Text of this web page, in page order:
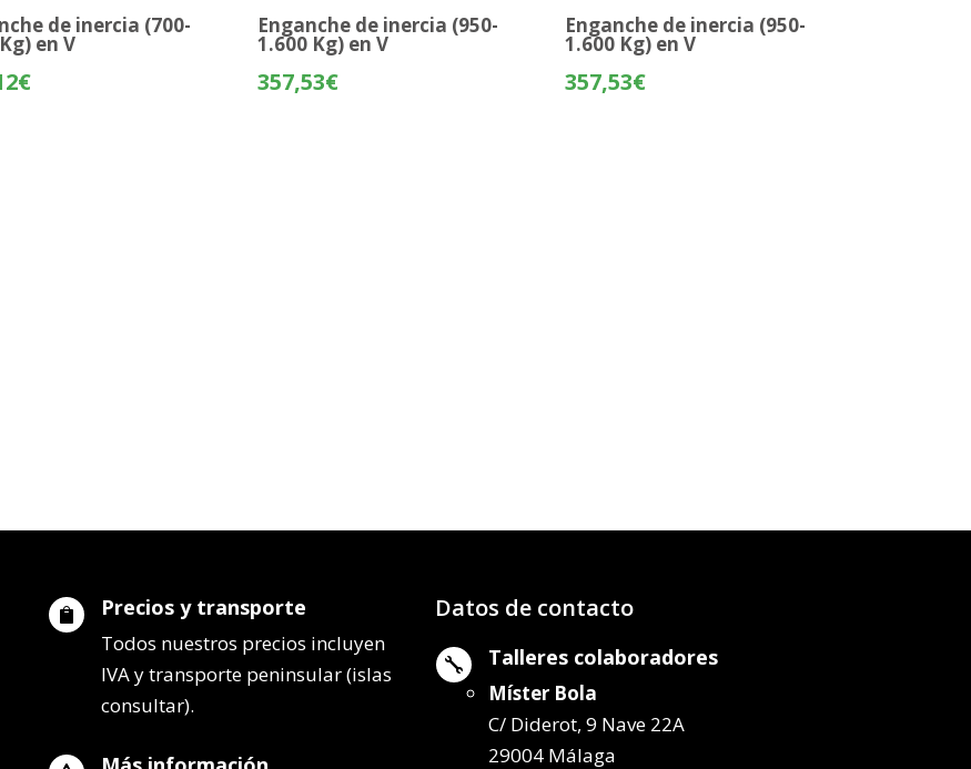
de inercia (700-
en V
€
Enganche de inercia (950-
1.600 Kg) en V
357,53€
Enganche de inercia (950-
1.600 Kg) en V
357,53€
 Precios y transporte
Todos nuestros precios incluyen
IVA y transporte peninsular (islas
consultar).
Datos de contacto
 Talleres colaboradores
Míster Bola
C/ Diderot, 9 Nave 22A
29004 Málaga